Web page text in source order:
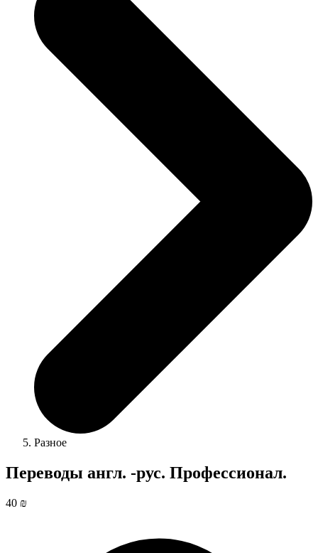
Разное
Переводы англ. -рус. Профессионал.
40 ₪